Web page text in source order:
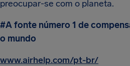
preocupar-se com o planeta.
#A fonte número 1 de
o mundo
www.airhelp.com/pt-br/